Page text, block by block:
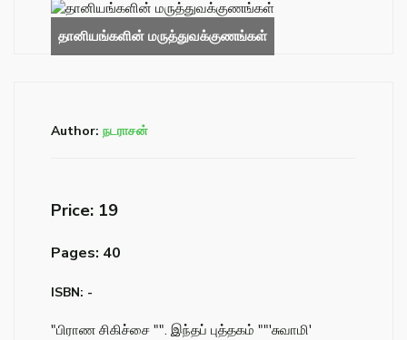
Author: நடராசன்
Price: ₹19
Pages: 40
ISBN: -
"பிராண சிகிச்சை "". இந்தப் புத்தகம் ""'சுவாமி'